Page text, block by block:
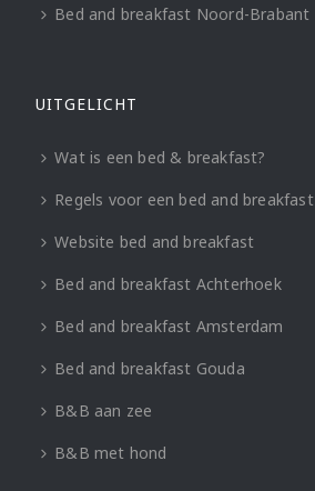
Bed and breakfast Noord-Brabant
UITGELICHT
Wat is een bed & breakfast?
Regels voor een bed and breakfast
Website bed and breakfast
Bed and breakfast Achterhoek
Bed and breakfast Amsterdam
Bed and breakfast Gouda
B&B aan zee
B&B met hond